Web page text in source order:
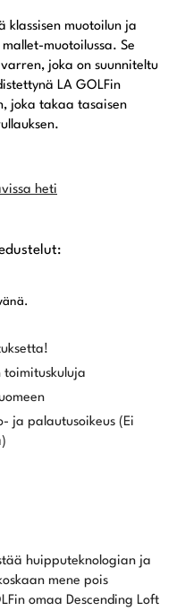
klassisen muotoilun ja
muotoilussa. Se
joka on suunniteltu
LA GOLFin
joka takaa tasaisen
heti
toimituskuluja
ja palautusoikeus (Ei
huipputeknologian ja
mene pois
omaa Descending Loft